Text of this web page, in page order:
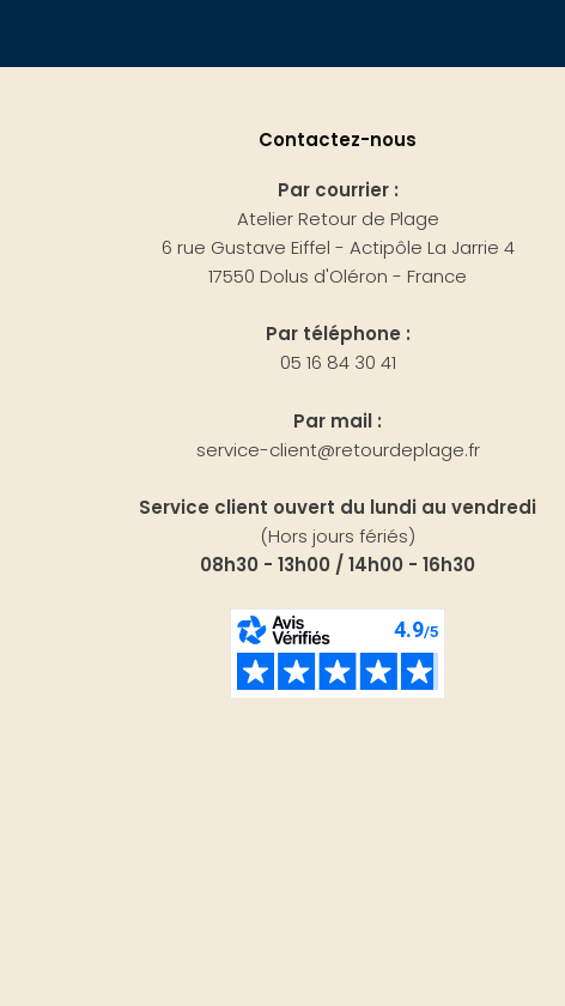
Contactez-nous
Par courrier :
Atelier Retour de Plage
6 rue Gustave Eiffel - Actipôle La Jarrie 4
17550 Dolus d'Oléron - France
Par téléphone :
05 16 84 30 41
Par mail :
service-client@retourdeplage.fr
Service client ouvert du lundi au vendredi
(Hors jours fériés)
08h30 - 13h00 / 14h00 - 16h30